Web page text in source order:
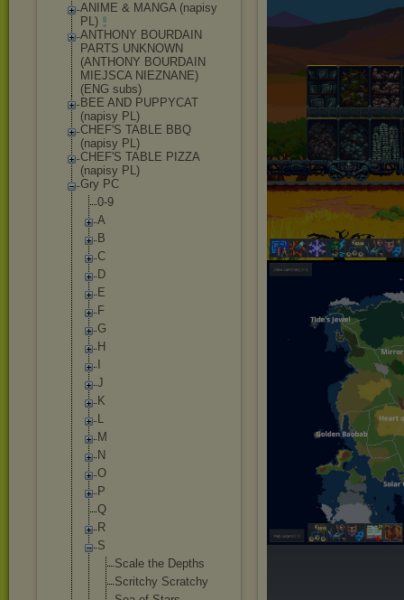
ANIME & MANGA (napisy
PL)
ANTHONY BOURDAIN
PARTS UNKNOWN
(ANTHONY BOURDAIN
MIEJSCA NIEZNANE)
(ENG subs)
BEE AND PUPPYCAT
(napisy PL)
CHEF'S TABLE BBQ
(napisy PL)
CHEF'S TABLE PIZZA
(napisy PL)
Gry PC
0-9
A
B
C
D
E
F
G
H
J
K
L
M
N
O
P
Q
R
S
Scale the Depths
Scritchy Scratchy